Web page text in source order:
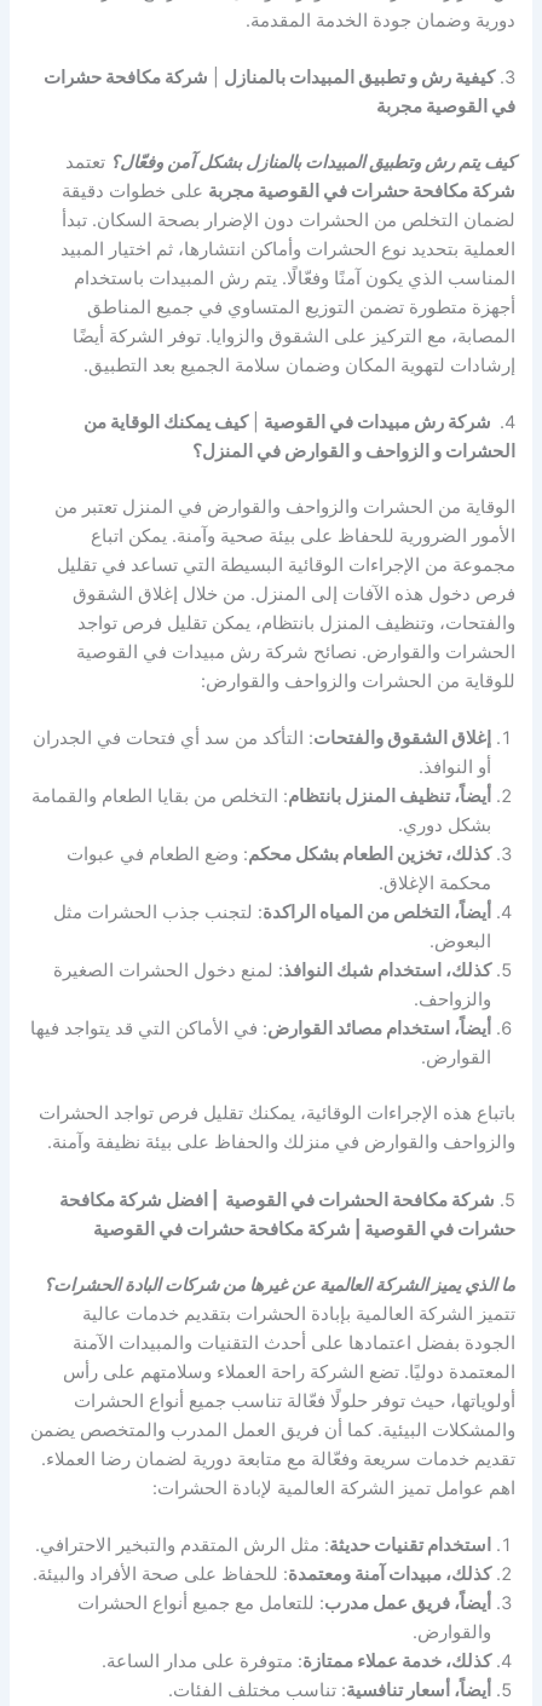
دورية وضمان جودة الخدمة المقدمة.
3. كيفية رش و تطبيق المبيدات بالمنازل
شركة مكافحة حشرات
في القوصية مجربة
كيف يتم رش وتطبيق المبيدات بالمنازل بشكل آمن وفعّال؟ تعتمد
شركة مكافحة حشرات في القوصية مجربة على خطوات دقيقة
لضمان التخلص من الحشرات دون الإضرار بصحة السكان. تبدأ
العملية بتحديد نوع الحشرات وأماكن انتشارها، ثم اختيار المبيد
المناسب الذي يكون آمنًا وفعّالًا. يتم رش المبيدات باستخدام
أجهزة متطورة تضمن التوزيع المتساوي في جميع المناطق
المصابة، مع التركيز على الشقوق والزوايا. توفر الشركة أيضًا
إرشادات لتهوية المكان وضمان سلامة الجميع بعد التطبيق.
4. شركة رش مبيدات في القوصية |كيف يمكنك الوقاية من
الحشرات و الزواحف و القوارض في المنزل؟
الوقاية من الحشرات والزواحف والقوارض في المنزل تعتبر من
الأمور الضرورية للحفاظ على بيئة صحية وآمنة. يمكن اتباع
مجموعة من الإجراءات الوقائية البسيطة التي تساعد في تقليل
فرص دخول هذه الآفات إلى المنزل. من خلال إغلاق الشقوق
والفتحات، وتنظيف المنزل بانتظام، يمكن تقليل فرص تواجد
الحشرات والقوارض. نصائح شركة رش مبيدات في القوصية
للوقاية من الحشرات والزواحف والقوارض:
إغلاق الشقوق والفتحات: التأكد من سد أي فتحات في الجدران
أو النوافذ.
أيضاً، تنظيف المنزل بانتظام: التخلص من بقايا الطعام والقمامة
بشكل دوري.
كذلك، تخزين الطعام بشكل محكم: وضع الطعام في عبوات
محكمة الإغلاق.
أيضاً، التخلص من المياه الراكدة: لتجنب جذب الحشرات مثل
البعوض.
كذلك، استخدام شبك النوافذ: لمنع دخول الحشرات الصغيرة
والزواحف.
أيضاً، استخدام مصائد القوارض: في الأماكن التي قد يتواجد فيها
القوارض.
باتباع هذه الإجراءات الوقائية، يمكنك تقليل فرص تواجد الحشرات
والزواحف والقوارض في منزلك والحفاظ على بيئة نظيفة وآمنة.
5. شركة مكافحة الحشرات في القوصية | افضل شركة مكافحة
حشرات في القوصية | شركة مكافحة حشرات في القوصية
ما الذي يميز الشركة العالمية عن غيرها من شركات البادة الحشرات؟
تتميز الشركة العالمية بإبادة الحشرات بتقديم خدمات عالية
الجودة بفضل اعتمادها على أحدث التقنيات والمبيدات الآمنة
المعتمدة دوليًا. تضع الشركة راحة العملاء وسلامتهم على رأس
أولوياتها، حيث توفر حلولًا فعّالة تناسب جميع أنواع الحشرات
والمشكلات البيئية. كما أن فريق العمل المدرب والمتخصص يضمن
تقديم خدمات سريعة وفعّالة مع متابعة دورية لضمان رضا العملاء.
اهم عوامل تميز الشركة العالمية لإبادة الحشرات:
استخدام تقنيات حديثة: مثل الرش المتقدم والتبخير الاحترافي.
كذلك، مبيدات آمنة ومعتمدة: للحفاظ على صحة الأفراد والبيئة.
أيضاً، فريق عمل مدرب: للتعامل مع جميع أنواع الحشرات
والقوارض.
كذلك، خدمة عملاء ممتازة: متوفرة على مدار الساعة.
أيضاً، أسعار تنافسية: تناسب مختلف الفئات.